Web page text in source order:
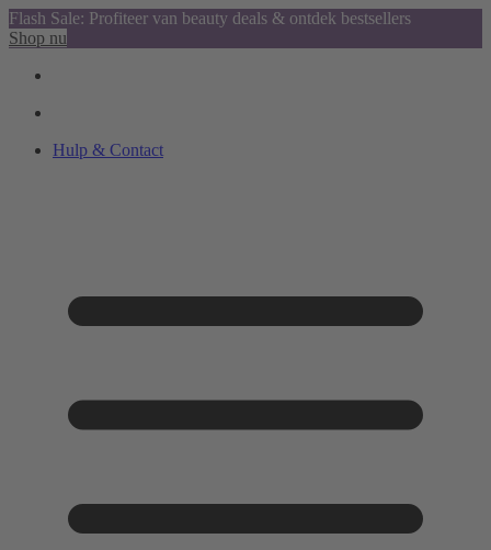
Flash Sale: Profiteer van beauty deals & ontdek bestsellers
Shop nu
Hulp & Contact